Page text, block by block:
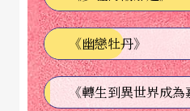
被認為是在一九六○年代
並非是史無前例的。在歌
納就曾經以分散的（
這種風格（註2）。極簡音
《幽戀牡丹》